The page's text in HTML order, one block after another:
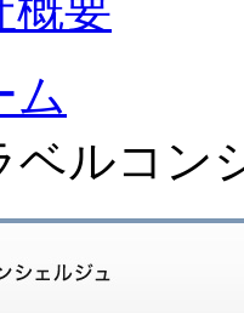
ム
ベルコン